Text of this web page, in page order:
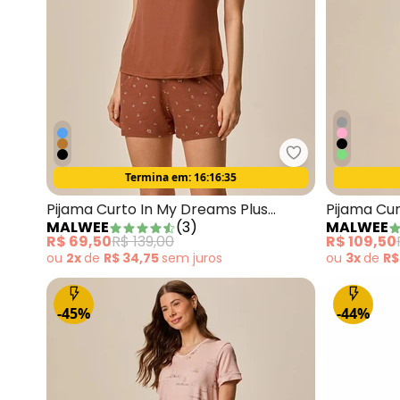
Malwee -
Oferta relâmpago
Termina em: 16:16:33
Pijama Curto In My Dreams Plus
Caramelo
MALWEE (3)
R$ 69,50R$ 139,00
ou 2xde R$ 34,75sem juros
Pijama
Viscose
MALWEE
R$ 109,50
ou 3xde
-45% -44%